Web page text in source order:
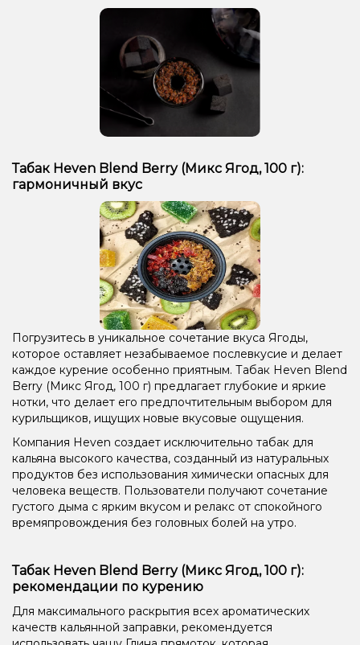
Табак Heven Blend Berry (Микс Ягод, 100 г):
гармоничный вкус
Погрузитесь в уникальное сочетание вкуса Ягоды,
которое оставляет незабываемое послевкусие и делает
каждое курение особенно приятным. Табак Heven Blend
Berry (Микс Ягод, 100 г) предлагает глубокие и яркие
нотки, что делает его предпочтительным выбором для
курильщиков, ищущих новые вкусовые ощущения.
Компания Heven создает исключительно табак для
кальяна высокого качества, созданный из натуральных
продуктов без использования химически опасных для
человека веществ. Пользователи получают сочетание
густого дыма с ярким вкусом и релакс от спокойного
времяпровождения без головных болей на утро.
Табак Heven Blend Berry (Микс Ягод, 100 г):
рекомендации по курению
Для максимального раскрытия всех ароматических
качеств кальянной заправки, рекомендуется